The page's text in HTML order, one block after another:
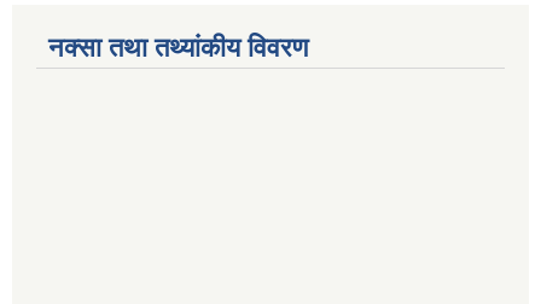
नक्सा तथा तथ्यांकीय विवरण